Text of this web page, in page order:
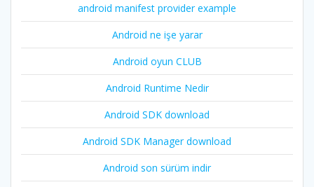
android manifest provider example
Android ne işe yarar
Android oyun CLUB
Android Runtime Nedir
Android SDK download
Android SDK Manager download
Android son sürüm indir